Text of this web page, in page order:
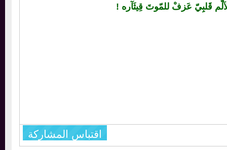
قَلبِيّ عَزفْ للمّوتَ قِيثَآره !
اقتباس المشاركة